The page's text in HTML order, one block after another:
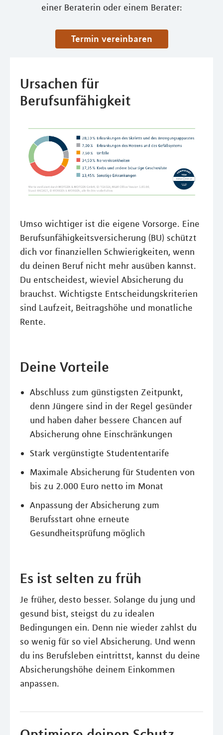
einer Beraterin oder einem Berater:
Termin vereinbaren
Ursachen für
Berufsunfähigkeit
Umso wichtiger ist die eigene Vorsorge. Eine
Berufsunfähigkeitsversicherung (BU) schützt
dich vor finanziellen Schwierigkeiten, wenn
du deinen Beruf nicht mehr ausüben kannst.
Du entscheidest, wieviel Absicherung du
brauchst. Wichtigste Entscheidungskriterien
sind Laufzeit, Beitragshöhe und monatliche
Rente.
Deine Vorteile
Abschluss zum günstigsten Zeitpunkt,
denn Jüngere sind in der Regel gesünder
und haben daher bessere Chancen auf
Absicherung ohne Einschränkungen
Stark vergünstigte Studententarife
Maximale Absicherung für Studenten von
bis zu 2.000 Euro netto im Monat
Anpassung der Absicherung zum
Berufsstart ohne erneute
Gesundheitsprüfung möglich
Es ist selten zu früh
Je früher, desto besser. Solange du jung und
gesund bist, steigst du zu idealen
Bedingungen ein. Denn nie wieder zahlst du
so wenig für so viel Absicherung. Und wenn
du ins Berufsleben eintrittst, kannst du deine
Absicherungshöhe deinem Einkommen
anpassen.